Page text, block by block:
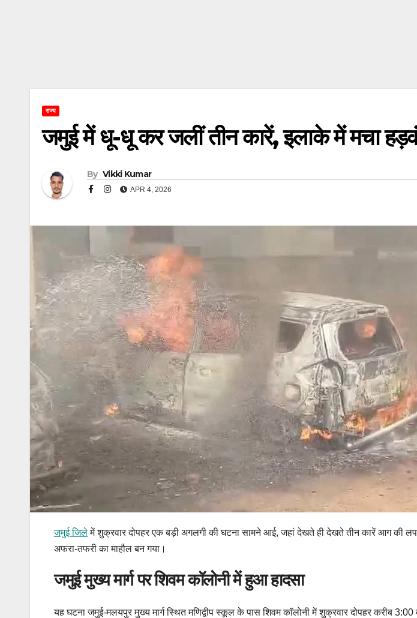
राज्य
जमुई में धू-धू कर जलीं तीन कारें, इलाके में मचा
By Vikki Kumar
APR 4, 2026
जमुई जिलेमें शुक्रवार दोपहर एक बड़ी अगलगी की घटना सामने आई, जहां देखते ही देखते तीन कारें आग
अफरा-तफरी का माहौल बन गया।
जमुई मुख्य मार्ग पर शिवम कॉलोनी में हुआ हादसा
यह घटना जमुई-मलयपुर मुख्य मार्ग स्थित मणिद्वीप स्कूल के पास शिवम कॉलोनी में शुक्रवार दोपहर करीब